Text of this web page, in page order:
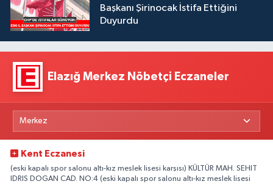
Başkanı Şirinocak İstifa Ettiğini
Duyurdu
Elazığ Merkez Nöbetçi Eczaneler
Kent Eczanesi
(eski kapalı spor salonu altı-kız meslek lisesi karşısı) KÜLTÜR MAH. SEHIT
IDRIS DOGAN CAD. NO:4 (eski kapalı spor salonu altı-kız meslek lisesi